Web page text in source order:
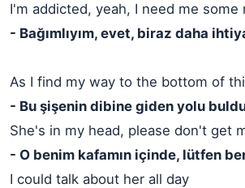
I'm addicted, yeah, I need me some
- Bağımlıyım, evet, biraz daha
As I find my way to the bottom of
- Bu şişenin dibine giden yolu
She's in my head, please don't get
- O benim kafamın içinde, lütfen
I could talk about her all day